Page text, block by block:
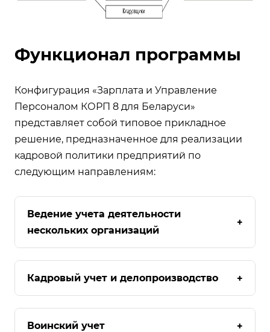
Функционал программы
Конфигурация «Зарплата и Управление
Персоналом КОРП 8 для Беларуси»
представляет собой типовое прикладное
решение, предназначенное для реализации
кадровой политики предприятий по
следующим направлениям:
Ведение учета деятельности
нескольких организаций
+
Кадровый учет и делопроизводство +
Воинский учет +